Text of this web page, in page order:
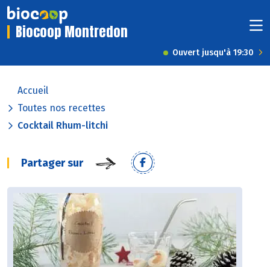
Biocoop Montredon
Ouvert jusqu'à 19:30
Accueil
Toutes nos recettes
Cocktail Rhum-litchi
Partager sur